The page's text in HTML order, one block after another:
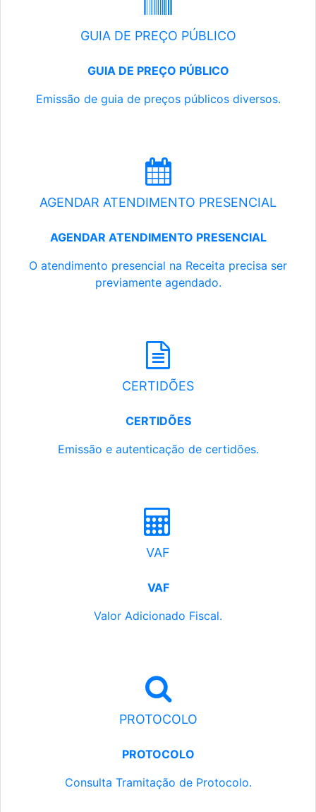
GUIA DE PREÇO PÚBLICO
GUIA DE PREÇO PÚBLICO
Emissão de guia de preços públicos diversos.
AGENDAR ATENDIMENTO PRESENCIAL
AGENDAR ATENDIMENTO PRESENCIAL
O atendimento presencial na Receita precisa ser
previamente agendado.
CERTIDÕES
CERTIDÕES
Emissão e autenticação de certidões.
VAF
VAF
Valor Adicionado Fiscal.
PROTOCOLO
PROTOCOLO
Consulta Tramitação de Protocolo.